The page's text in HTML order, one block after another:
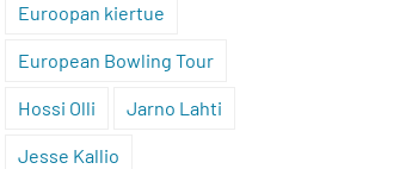
Euroopan kiertue
European Bowling Tour
Hossi Olli Jarno Lahti
Jesse Kallio